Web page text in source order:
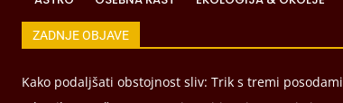
ZADNJE OBJAVE
Kako podaljšati obstojnost sliv: Trik s tremi posodami